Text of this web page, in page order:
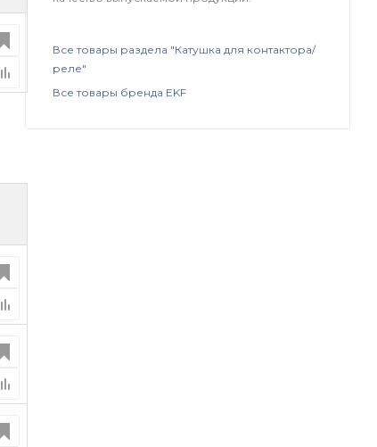
Все товары раздела "Катушка для контактора/
реле"
Все товары бренда EKF